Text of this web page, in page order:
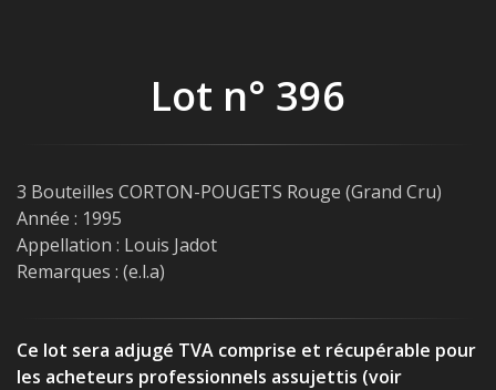
Lot n° 396
3 Bouteilles CORTON-POUGETS Rouge (Grand Cru)
Année : 1995
Appellation : Louis Jadot
Remarques : (e.l.a)
Ce lot sera adjugé TVA comprise et récupérable pour
les acheteurs professionnels assujettis (voir